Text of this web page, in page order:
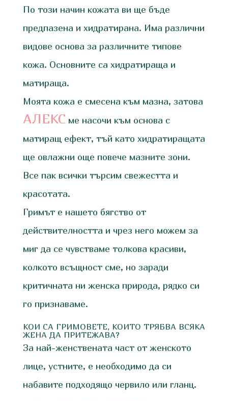
По този начин кожата ви ще бъде
предпазена и хидратирана. Има различни
видове основа за различните типове
кожа. Основните са хидратираща и
матираща.
Моята кожа е смесена към мазна, затова
АЛЕКСме насочи към основа с
матиращ ефект, тъй като хидратиращата
ще овлажни още повече мазните зони.
Все пак всички търсим свежестта и
красотата.
Гримът е нашето бягство от
действителността и чрез него можем за
миг да се чувстваме толкова красиви,
колкото всъщност сме, но заради
критичната ни женска природа, рядко си
го признаваме.
КОИ СА ГРИМОВЕТЕ, КОИТО ТРЯБВА ВСЯКА
ЖЕНА ДА ПРИТЕЖАВА?
За най-женствената част от женското
лице, устните, е необходимо да си
набавите подходящо червило или гланц.